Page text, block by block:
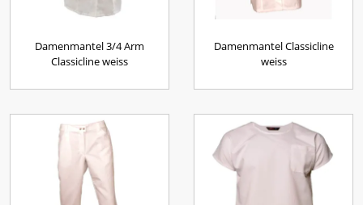
Damenmantel 3/4 Arm
Classicline weiss
Damenmantel Classicline
weiss